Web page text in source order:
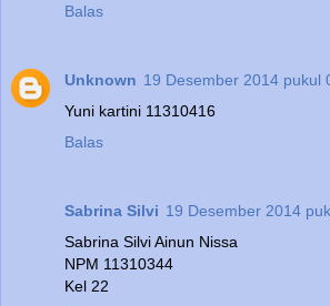
Balas
Unknown 19 Desember 2014 pukul
Yuni kartini 11310416
Balas
Sabrina Silvi 19 Desember 2014
Sabrina Silvi Ainun Nissa
NPM 11310344
Kel 22